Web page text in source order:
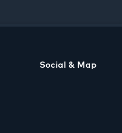
Social & Map